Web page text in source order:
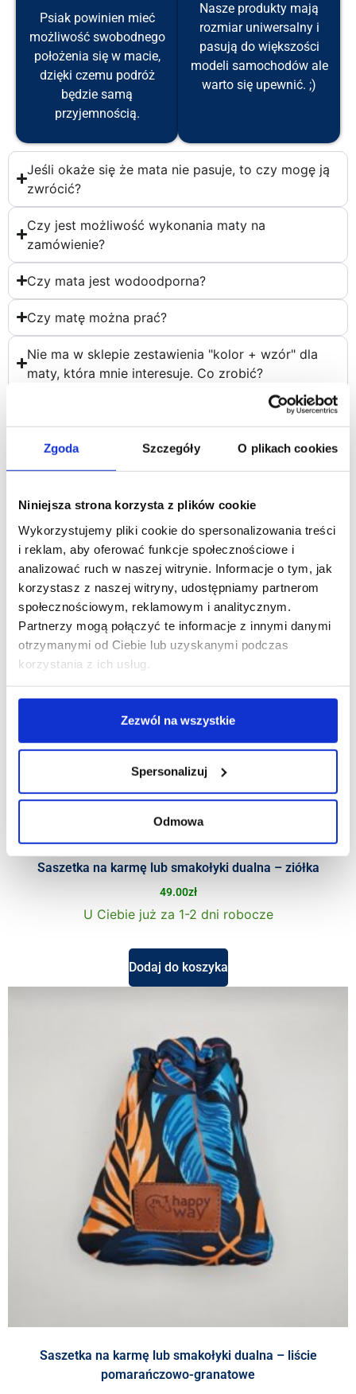
Zgoda Szczegóły O plikach cookies
Niniejsza strona korzysta z plików cookie
Wykorzystujemy pliki cookie do spersonalizowania treści
i reklam, aby oferować funkcje społecznościowe i
analizować ruch w naszej witrynie. Informacje o tym, jak
korzystasz z naszej witryny, udostępniamy partnerom
społecznościowym, reklamowym i analitycznym.
Partnerzy mogą połączyć te informacje z innymi danymi
otrzymanymi od Ciebie lub uzyskanymi podczas
korzystania z ich usług.
Zezwól na wszystkie
Spersonalizuj
Odmowa
Psiak powinien mieć
możliwość swobodnego
położenia się w macie,
dzięki czemu podróż
będzie samą
przyjemnością.
Nasze produkty mają
rozmiar uniwersalny i
pasują do większości
modeli samochodów ale
warto się upewnić. ;)
Jeśli okaże się że mata nie pasuje, to czy mogę ją
zwrócić?
Czy jest możliwość wykonania maty na
zamówienie?
Czy mata jest wodoodporna?
Czy matę można prać?
Nie ma w sklepie zestawienia "kolor + wzór" dla
maty, która mnie interesuje. Co zrobić?
Czy prowadzimy serwis naszych produktów gdy
np. pies pogryzie matę?
Polecamy również
Saszetka na karmę lub smakołyki dualna – ziółka
49.00zł
U Ciebie już za 1-2 dni robocze
Dodaj do koszyka
Saszetka na karmę lub smakołyki dualna – liście
pomarańczowo-granatowe